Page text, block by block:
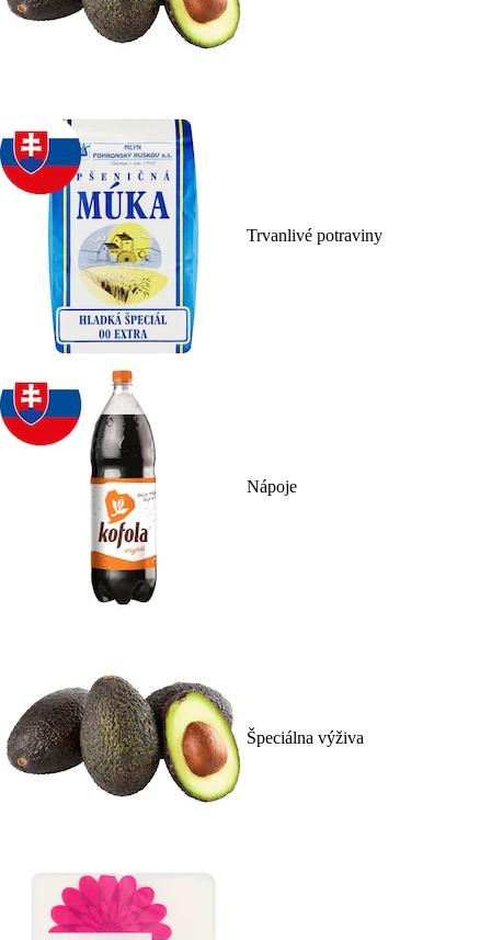
Trvanlivé potraviny
Nápoje
Špeciálna výživa